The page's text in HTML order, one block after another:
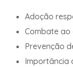
Adoção
Combate
Prevenção
Importância